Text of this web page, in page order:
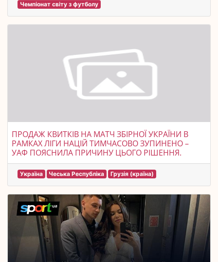
Чемпіонат світу з футболу
ПРОДАЖ КВИТКІВ НА МАТЧ ЗБІРНОЇ УКРАЇНИ В
РАМКАХ ЛІГИ НАЦІЙ ТИМЧАСОВО ЗУПИНЕНО –
УАФ ПОЯСНИЛА ПРИЧИНУ ЦЬОГО РІШЕННЯ.
Україна Чеська Республіка Грузія (країна)